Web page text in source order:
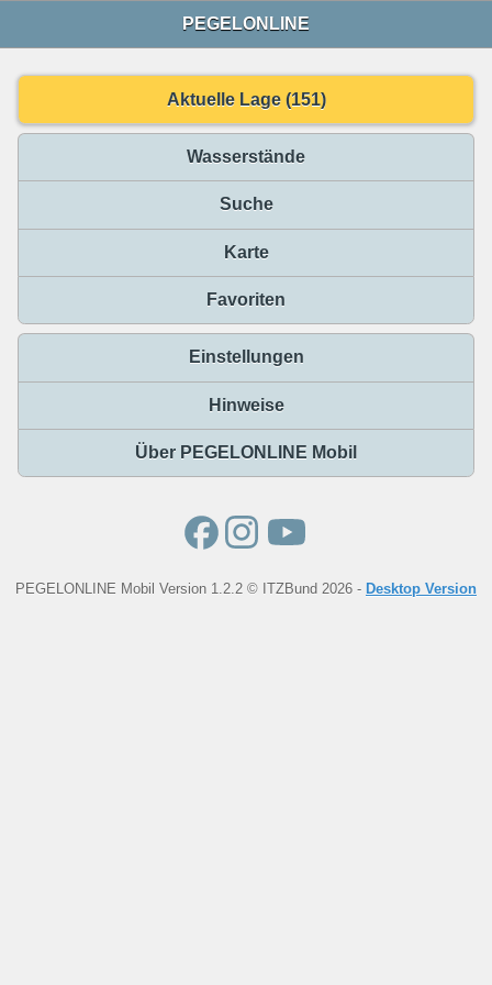
PEGELONLINE
Aktuelle Lage (151)
Wasserstände
Suche
Karte
Favoriten
Einstellungen
Hinweise
Über PEGELONLINE Mobil
PEGELONLINE Mobil Version 1.2.2 © ITZBund 2026 - Desktop Version